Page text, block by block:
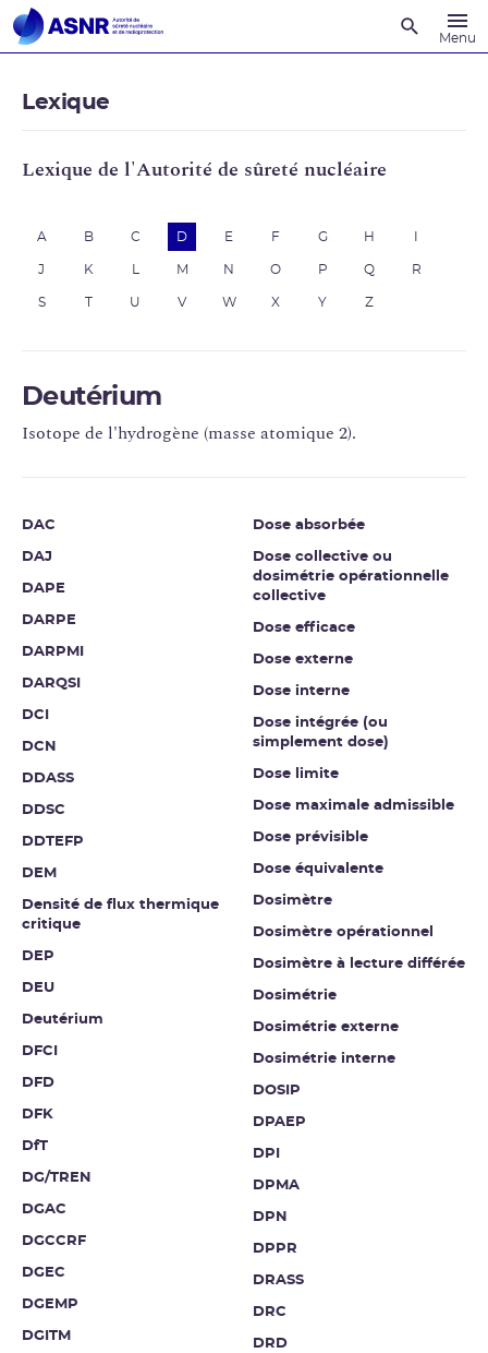
Menu
Lexique
Lexique de l'Autorité de sûreté nucléaire
A B C D E F G H
J K M N O P Q R
S U V W X Y Z
Deutérium
Isotope de l'hydrogène (masse atomique 2).
DAC
DAJ
DAPE
DARPE
DARPMI
DARQSI
DCI
DCN
DDASS
DDSC
DDTEFP
DEM
Densité de flux thermique
critique
DEP
DEU
Deutérium
DFCI
DFD
DFK
DfT
DG/TREN
DGAC
DGCCRF
DGEC
DGEMP
DGITM
Dose absorbée
Dose collective ou
dosimétrie opérationnelle
collective
Dose efficace
Dose externe
Dose interne
Dose intégrée (ou
simplement dose)
Dose limite
Dose maximale admissible
Dose prévisible
Dose équivalente
Dosimètre
Dosimètre opérationnel
Dosimètre à lecture différée
Dosimétrie
Dosimétrie externe
Dosimétrie interne
DOSIP
DPAEP
DPI
DPMA
DPN
DPPR
DRASS
DRC
DRD